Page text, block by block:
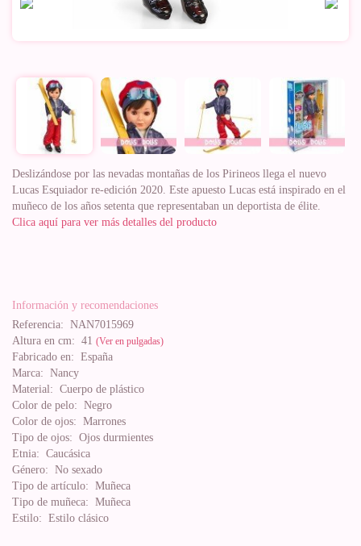
Deslizándose por las nevadas montañas de los Pirineos llega el nuevo
Lucas Esquiador re-edición 2020. Este apuesto Lucas está inspirado en el
muñeco de los años setenta que representaban un deportista de élite.
Clica aquí para ver más detalles del producto
Información y recomendaciones
Referencia: NAN7015969
Altura en cm: 41 (Ver en pulgadas)
Fabricado en: España
Marca: Nancy
Material: Cuerpo de plástico
Color de pelo: Negro
Color de ojos: Marrones
Tipo de ojos: Ojos durmientes
Etnia: Caucásica
Género: No sexado
Tipo de artículo: Muñeca
Tipo de muñeca: Muñeca
Estilo: Estilo clásico